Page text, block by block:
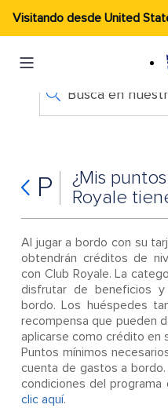
Visitando desde United
P
¿Mis
Royale
Al jugar a bordo con su
obtendrán créditos de
con Club Royale. La
disfrutar de beneficios
bordo. Los huéspedes
recompensa que pueden
aplicarse como crédito en
Puntos mínimos
cuenta de gastos a
condiciones del
clic aquí.